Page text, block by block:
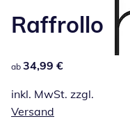
Raffrollo
34,99 €
ab 34,99 €
inkl. MwSt. zzgl.
Versand